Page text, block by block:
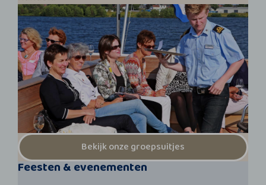
Bekijk onze groepsuitjes
Feesten & evenementen